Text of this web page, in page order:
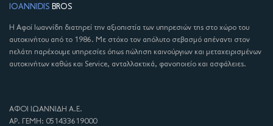
IOANNIDIS BROS
Η Αφοί Ιωαννίδη διατηρεί την αξιοπιστία των υπηρεσιών της στο χώρο του
αυτοκινήτου από το 1986. Με στόχο τον απόλυτο σεβασμό απέναντι στον
πελάτη παρέχουμε υπηρεσίες όπως πώληση καινούργιων και μεταχειρισμένων
αυτοκινήτων καθώς και Service, ανταλλακτικά, φανοποιείο και ασφάλειες.
ΑΦΟΙ ΙΩΑΝΝΙΔΗ Α.Ε.
ΑΡ. ΓΕΜΗ: 051433619000